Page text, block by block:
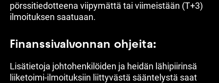
pörssitiedotteena viipymättä tai viimeistään (T+3)
ilmoituksen saatuaan.
Finanssi­val­vonnan ohjeita:
Lisätietoja johtohenkilöiden ja heidän lähipiirinsä
liiketoimi-ilmoituksiin liittyvästä sääntelystä saat